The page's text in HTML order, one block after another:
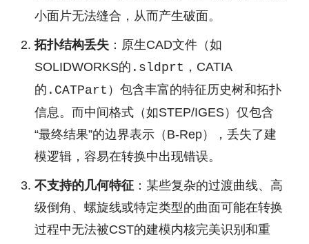
小面片无法缝合，从而产生破面。
拓扑结构丢失 ：原生CAD文件（如
SOLIDWORKS的 .sldprt ，CATIA
的 .CATPart ）包含丰富的特征历史树和拓扑
信息。而中间格式（如STEP/IGES）仅包含
“最终结果”的边界表示（B-Rep），丢失了建
模逻辑，容易在转换中出现错误。
不支持的几何特征 ：某些复杂的过渡曲线、高
级倒角、螺旋线或特定类型的曲面可能在转换
过程中无法被CST的建模内核完美识别和重